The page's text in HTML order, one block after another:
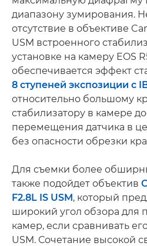
диапазону зумирования.
отсутствие в объективе
USM встроенного
установке на камеру EOS
обеспечивается эффект
8 ступеней экспозиции с
относительно большому
стабилизатору в камере
перемещения датчика в
без опасности обрезки
Для съемки более
также подойдет объектив
F2.8L IS USM, который
широкий угол обзора для
камер, если сравнивать
USM. Сочетание высокой